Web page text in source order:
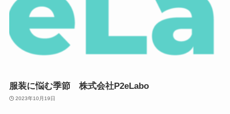
服装に悩む季節 株式会社P2eLabo
2023年10月19日